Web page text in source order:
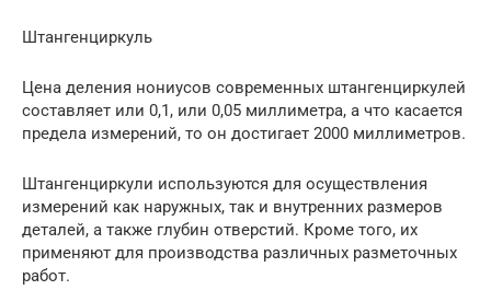
Штангенциркуль
Цена деления нониусов современных штангенциркулей
составляет или 0,1, или 0,05 миллиметра, а что касается
предела измерений, то он достигает 2000 миллиметров.
Штангенциркули используются для осуществления
измерений как наружных, так и внутренних размеров
деталей, а также глубин отверстий. Кроме того, их
применяют для производства различных разметочных
работ.